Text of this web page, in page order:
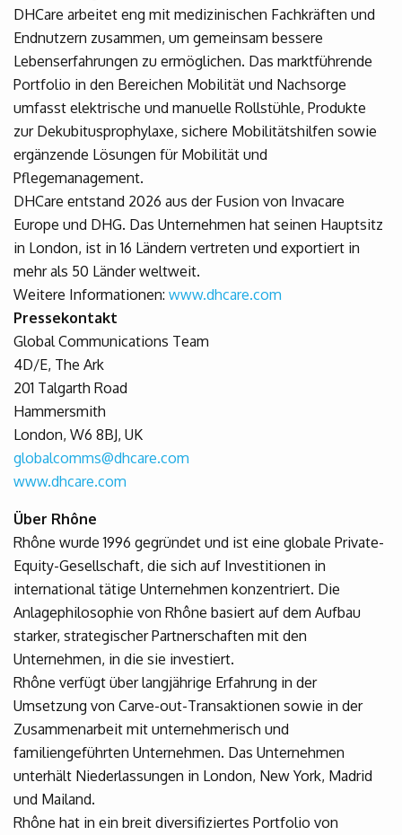
DHCare arbeitet eng mit medizinischen Fachkräften und
Endnutzern zusammen, um gemeinsam bessere
Lebenserfahrungen zu ermöglichen. Das marktführende
Portfolio in den Bereichen Mobilität und Nachsorge
umfasst elektrische und manuelle Rollstühle, Produkte
zur Dekubitusprophylaxe, sichere Mobilitätshilfen sowie
ergänzende Lösungen für Mobilität und
Pflegemanagement.
DHCare entstand 2026 aus der Fusion von Invacare
Europe und DHG. Das Unternehmen hat seinen Hauptsitz
in London, ist in 16 Ländern vertreten und exportiert in
mehr als 50 Länder weltweit.
Weitere Informationen: www.dhcare.com
Pressekontakt
Global Communications Team
4D/E, The Ark
201 Talgarth Road
Hammersmith
London, W6 8BJ, UK
globalcomms@dhcare.com
www.dhcare.com
Über Rhône
Rhône wurde 1996 gegründet und ist eine globale Private-
Equity-Gesellschaft, die sich auf Investitionen in
international tätige Unternehmen konzentriert. Die
Anlagephilosophie von Rhône basiert auf dem Aufbau
starker, strategischer Partnerschaften mit den
Unternehmen, in die sie investiert.
Rhône verfügt über langjährige Erfahrung in der
Umsetzung von Carve-out-Transaktionen sowie in der
Zusammenarbeit mit unternehmerisch und
familiengeführten Unternehmen. Das Unternehmen
unterhält Niederlassungen in London, New York, Madrid
und Mailand.
Rhône hat in ein breit diversifiziertes Portfolio von